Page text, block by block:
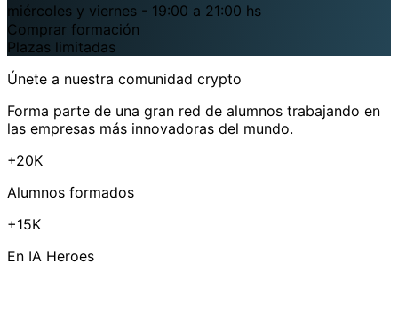
miércoles y viernes - 19:00 a 21:00 hs
Comprar formación
Plazas limitadas
Únete a nuestra comunidad crypto
Forma parte de una gran red de alumnos trabajando en
las empresas más innovadoras del mundo.
+20K
Alumnos formados
+15K
En IA Heroes